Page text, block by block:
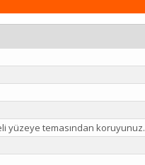
yüzeye temasından koruyunuz.